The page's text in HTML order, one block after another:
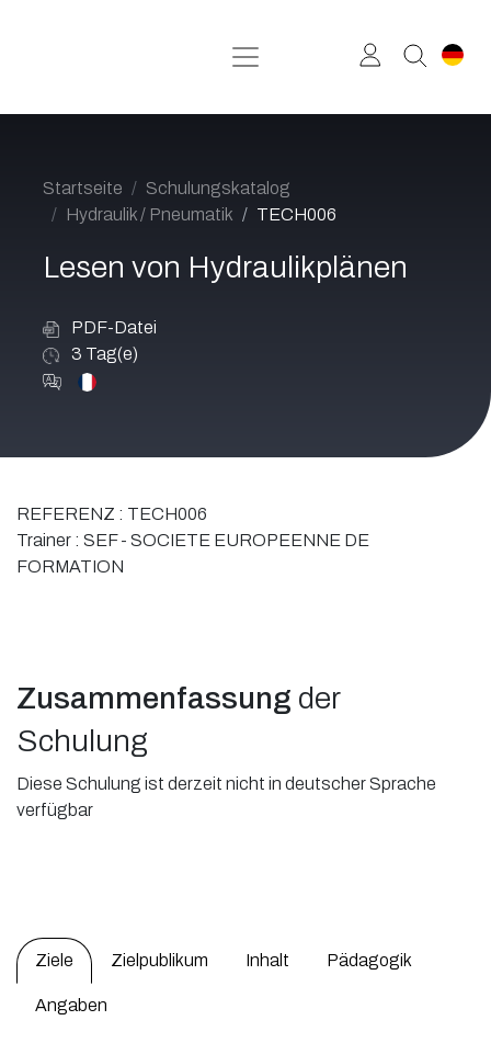
Startseite
Schulungskatalog
Hydraulik / Pneumatik
TECH006
Lesen von Hydraulikplänen
PDF-Datei
3 Tag(e)
REFERENZ : TECH006
Trainer : SEF - SOCIETE EUROPEENNE DE
FORMATION
Zusammenfassung der
Schulung
Diese Schulung ist derzeit nicht in deutscher Sprache
verfügbar
Ziele Zielpublikum Inhalt Pädagogik
Angaben